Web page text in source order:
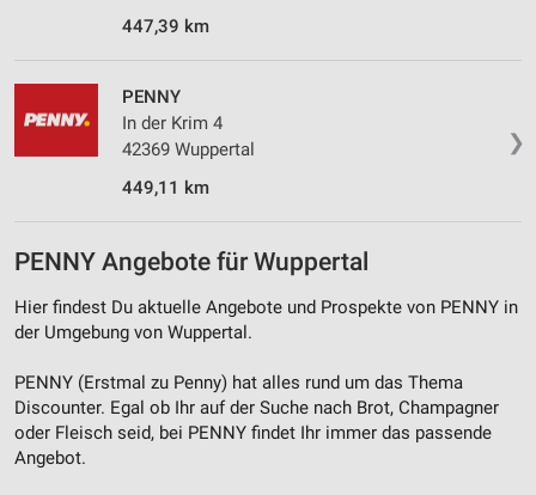
447,39 km
❯
PENNY
In der Krim 4
42369 Wuppertal
449,11 km
PENNY Angebote für Wuppertal
Hier findest Du aktuelle Angebote und Prospekte von PENNY in
der Umgebung von Wuppertal.
PENNY (Erstmal zu Penny) hat alles rund um das Thema
Discounter. Egal ob Ihr auf der Suche nach Brot, Champagner
oder Fleisch seid, bei PENNY findet Ihr immer das passende
Angebot.
Nicht-IAB-Verarbeitungszwecke:
Performance